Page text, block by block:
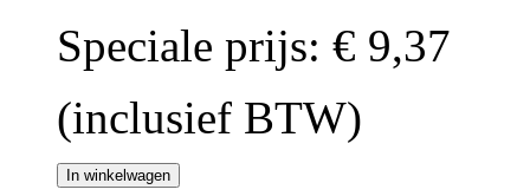
Speciale prijs: € 9,37
(inclusief BTW)
In winkelwagen